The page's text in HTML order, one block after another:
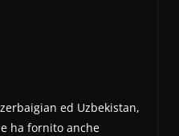
ed Uzbekistan,
ha fornito anche